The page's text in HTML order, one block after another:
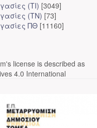
(ΤΙ) [3049]
(ΤΝ) [73]
ΠΘ [11160]
license is described as
4.0 International